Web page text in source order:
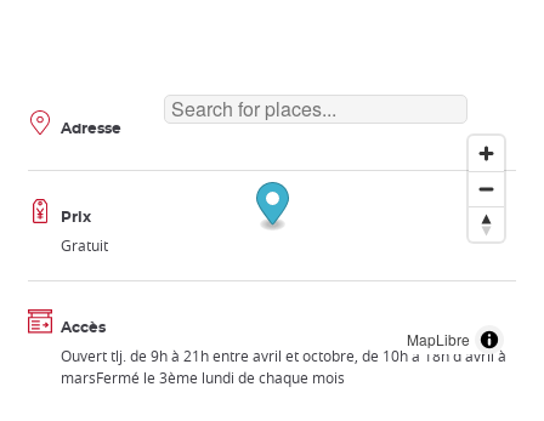
MapLibre
Adresse
Prix
Gratuit
Accès
Ouvert tlj. de 9h à 21h entre avril et octobre, de 10h à 18h d'avril à
marsFermé le 3ème lundi de chaque mois